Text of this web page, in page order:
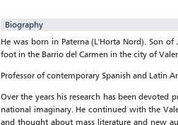
Biography
He was born in Paterna (L'Horta Nord). Son
foot in the Barrio del Carmen in the city of
Professor of contemporary Spanish and Latin
Over the years his research has been
national imaginary. He continued with the
and thought about mass literature and new